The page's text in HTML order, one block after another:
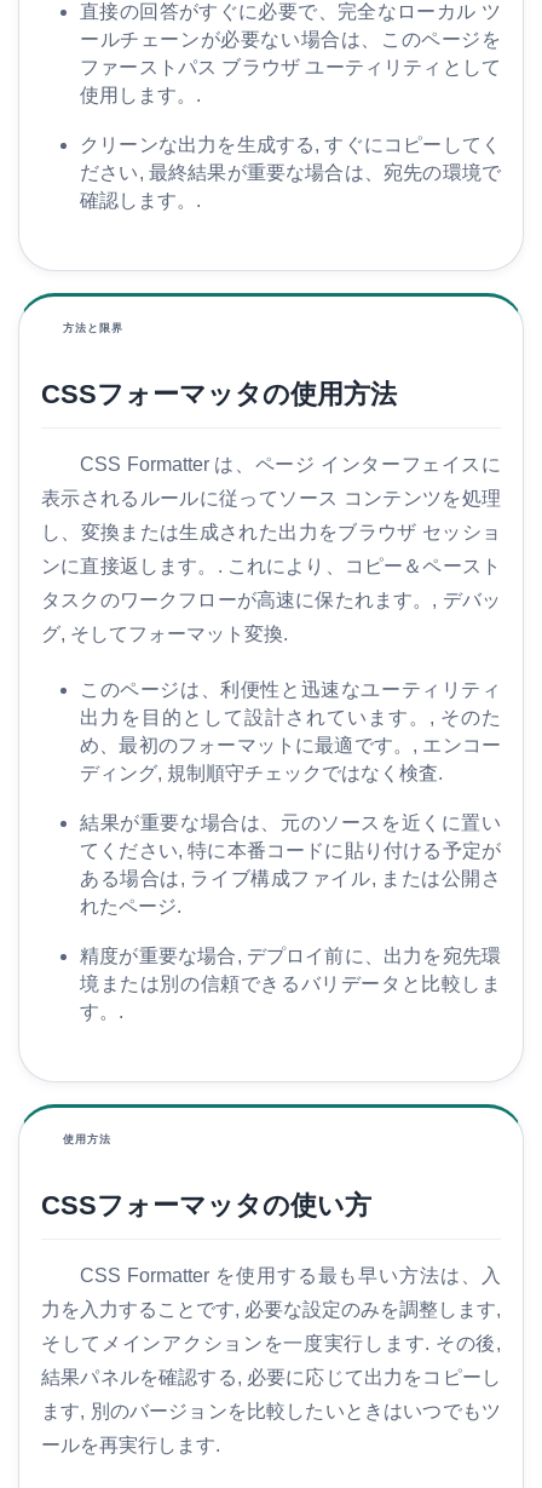
る
ー
直接の回答がすぐに必要で、完全なローカル ツ
ールチェーンが必要ない場合は、このページを
ファーストパス ブラウザ ユーティリティとして
使用します。.
クリーンな出力を生成する, すぐにコピーしてく
ださい, 最終結果が重要な場合は、宛先の環境で
確認します。.
方法と限界
CSSフォーマッタの使用方法
CSS Formatter は、ページ インターフェイスに
表示されるルールに従ってソース コンテンツを処理
し、変換または生成された出力をブラウザ セッショ
ンに直接返します。. これにより、コピー＆ペースト
タスクのワークフローが高速に保たれます。, デバッ
グ, そしてフォーマット変換.
このページは、利便性と迅速なユーティリティ
出力を目的として設計されています。, そのた
め、最初のフォーマットに最適です。, エンコー
ディング, 規制順守チェックではなく検査.
結果が重要な場合は、元のソースを近くに置い
てください, 特に本番コードに貼り付ける予定が
ある場合は, ライブ構成ファイル, または公開さ
れたページ.
精度が重要な場合, デプロイ前に、出力を宛先環
境または別の信頼できるバリデータと比較しま
す。.
使用方法
CSSフォーマッタの使い方
CSS Formatter を使用する最も早い方法は、入
力を入力することです, 必要な設定のみを調整します,
そしてメインアクションを一度実行します. その後,
結果パネルを確認する, 必要に応じて出力をコピーし
ます, 別のバージョンを比較したいときはいつでもツ
ールを再実行します.